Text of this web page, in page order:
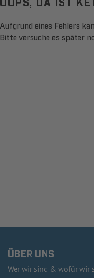
Aufgrund eines Fehlers
Bitte versuche es später
ÜBER UNS
Wer wir sind & wofür wir